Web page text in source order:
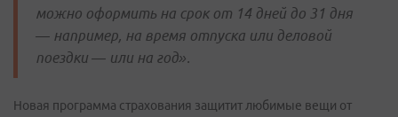
можно оформить на срок от 14 дней до 31 дня
— например, на время отпуска или деловой
поездки — или на год».
Новая программа страхования защитит любимые вещи от